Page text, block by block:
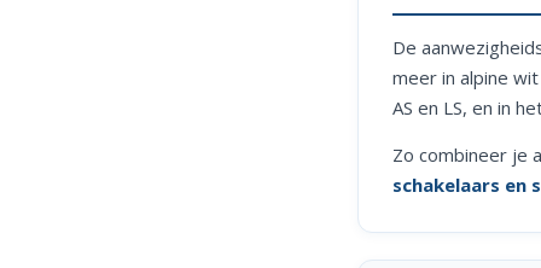
De
meer in alpine
AS en LS, en in
Zo combineer je
schakelaars en